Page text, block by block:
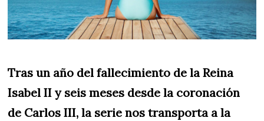
Tras un año del fallecimiento de la Reina
Isabel II y seis meses desde la coronación
de Carlos III, la serie nos transporta a la